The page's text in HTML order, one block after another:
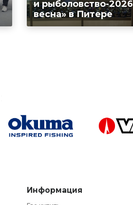
и рыболовство-2026
весна» в Питере
Информация